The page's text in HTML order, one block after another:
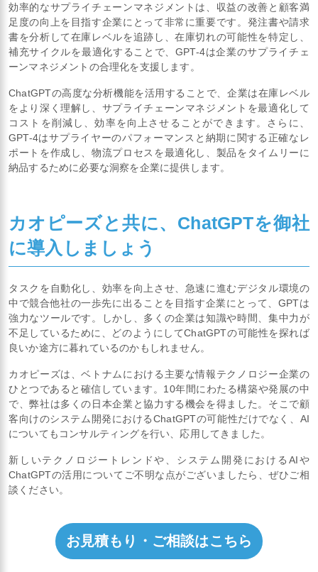
効率的なサプライチェーンマネジメントは、収益の改善と顧客満
足度の向上を目指す企業にとって非常に重要です。発注書や請求
書を分析して在庫レベルを追跡し、在庫切れの可能性を特定し、
補充サイクルを最適化することで、GPT-4は企業のサプライチェ
ーンマネジメントの合理化を支援します。
ChatGPTの高度な分析機能を活用することで、企業は在庫レベル
をより深く理解し、サプライチェーンマネジメントを最適化して
コストを削減し、効率を向上させることができます。さらに、
GPT-4はサプライヤーのパフォーマンスと納期に関する正確なレ
ポートを作成し、物流プロセスを最適化し、製品をタイムリーに
納品するために必要な洞察を企業に提供します。
カオピーズと共に、ChatGPTを御社
に導入しましょう
タスクを自動化し、効率を向上させ、急速に進むデジタル環境の
中で競合他社の一歩先に出ることを目指す企業にとって、GPTは
強力なツールです。しかし、多くの企業は知識や時間、集中力が
不足しているために、どのようにしてChatGPTの可能性を探れば
良いか途方に暮れているのかもしれません。
カオピーズは、ベトナムにおける主要な情報テクノロジー企業の
ひとつであると確信しています。10年間にわたる構築や発展の中
で、弊社は多くの日本企業と協力する機会を得ました。そこで顧
客向けのシステム開発におけるChatGPTの可能性だけでなく、AI
についてもコンサルティングを行い、応用してきました。
新しいテクノロジートレンドや、システム開発におけるAIや
ChatGPTの活用についてご不明な点がございましたら、ぜひご相
談ください。
お見積もり・ご相談はこちら